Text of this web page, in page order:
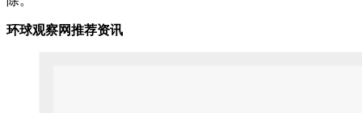
环球观察网推荐资讯